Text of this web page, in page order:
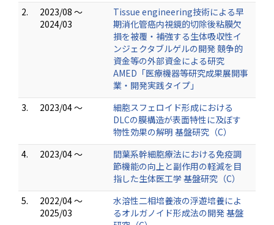
2.
2023/08 ～
2024/03
Tissue engineering技術による早
期消化管癌内視鏡的切除後粘膜欠
損を被覆・補強する生体吸収性イ
ンジェクタブルゲルの開発 競争的
資金等の外部資金による研究
AMED「医療機器等研究成果展開事
業・開発実践タイプ」
3.
2023/04 ～
細胞スフェロイド形成における
DLCの膜構造が表面特性に及ぼす
物性効果の解明 基盤研究（C）
4.
2023/04 ～
間葉系幹細胞療法における免疫調
節機能の向上と副作用の軽減を目
指した生体医工学 基盤研究（C）
5.
2022/04 ～
2025/03
水溶性二相培養液の浮遊培養によ
るオルガノイド形成法の開発 基盤